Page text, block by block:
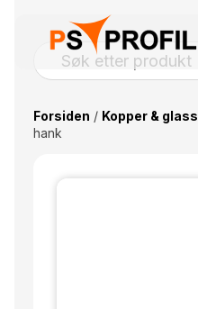
Forsiden / Kopper & glass
hank